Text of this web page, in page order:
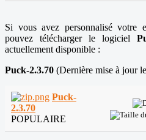
Si vous avez personnalisé votre
pouvez télécharger le logiciel
actuellement disponible :
Puck-2.3.70 (Dernière mise à jour
Puck-
2.3.70
POPULAIRE